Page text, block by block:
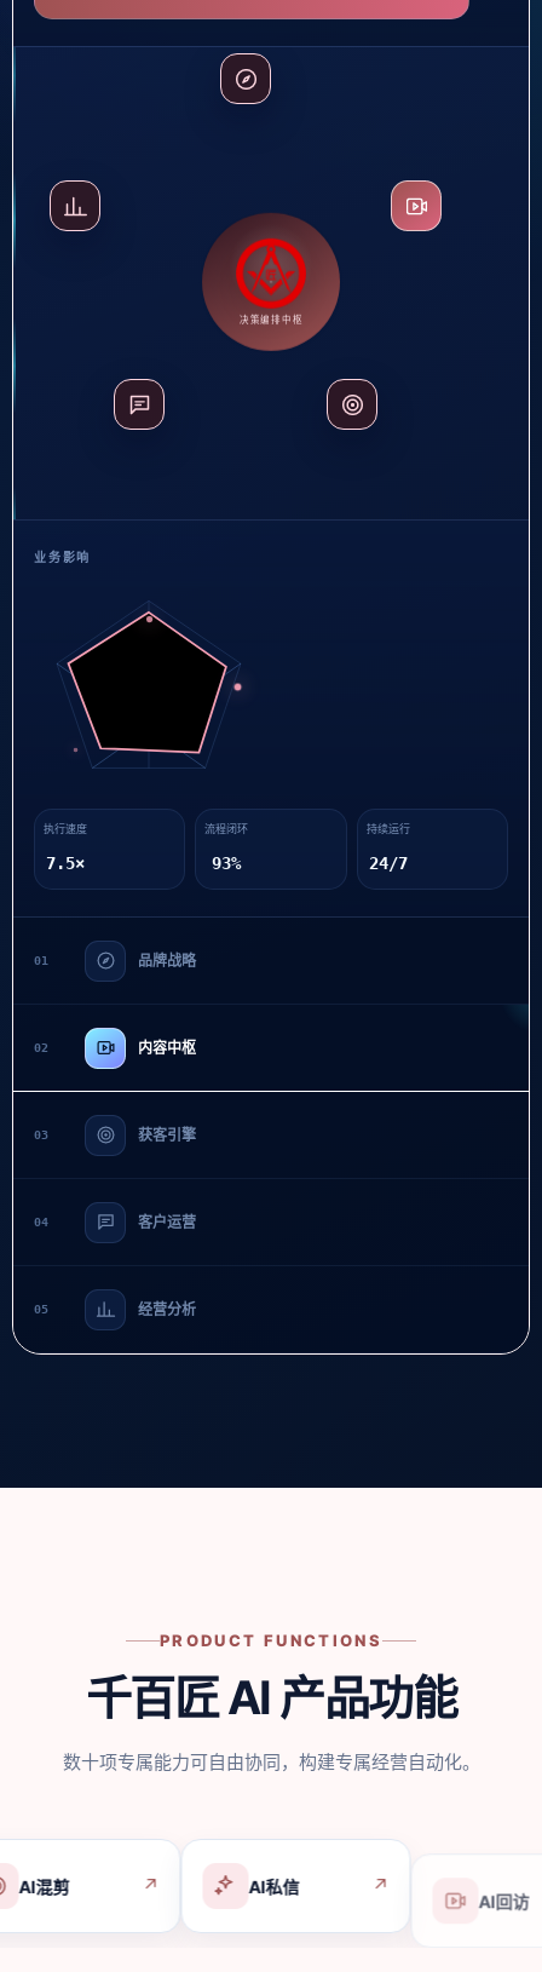
决策编排中枢
业务影响
执行速度
8.2×
流程闭环
94%
持续运行
24/7
01 品牌战略
02 内容中枢
03 获客引擎
04 客户运营
05 经营分析
PRODUCT FUNCTIONS
千百匠 AI 产品功能
数十项专属能力可自由协同，构建专属经营自动化。
AI私信 ↗ AI回访 ↗